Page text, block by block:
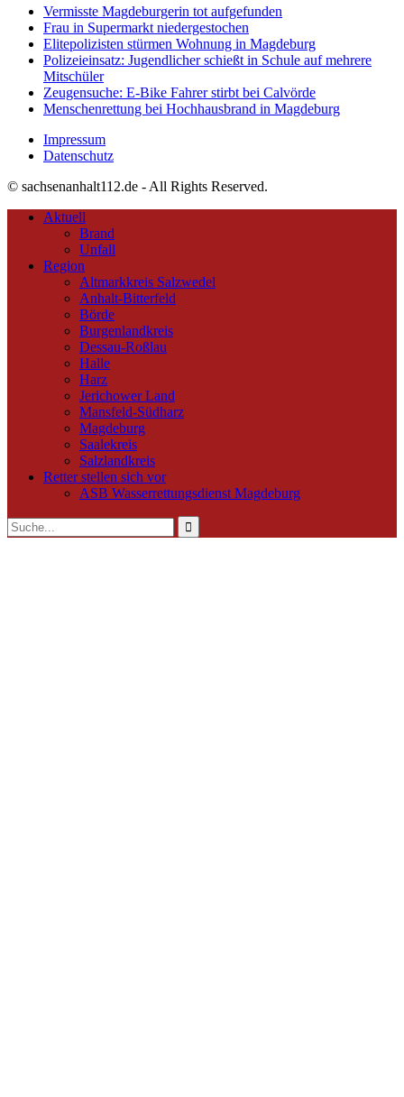
Vermisste Magdeburgerin tot aufgefunden
Frau in Supermarkt niedergestochen
Elitepolizisten stürmen Wohnung in Magdeburg
Polizeieinsatz: Jugendlicher schießt in Schule auf mehrere
Mitschüler
Zeugensuche: E-Bike Fahrer stirbt bei Calvörde
Menschenrettung bei Hochhausbrand in Magdeburg
Impressum
Datenschutz
© sachsenanhalt112.de - All Rights Reserved.
Aktuell
Brand
Unfall
Region
Altmarkkreis Salzwedel
Anhalt-Bitterfeld
Börde
Burgenlandkreis
Dessau-Roßlau
Halle
Harz
Jerichower Land
Mansfeld-Südharz
Magdeburg
Saalekreis
Salzlandkreis
Retter stellen sich vor
ASB Wasserrettungsdienst Magdeburg